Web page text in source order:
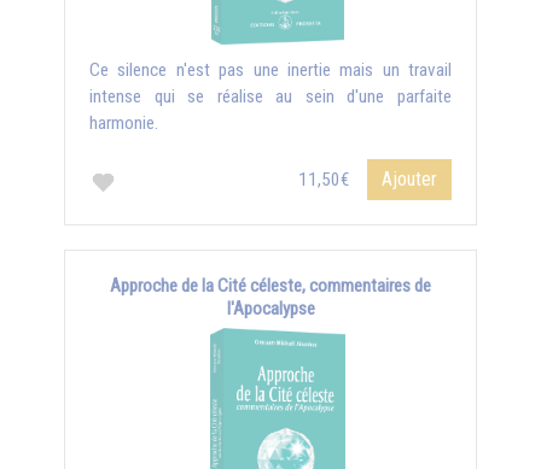
Ce silence n'est pas une inertie mais un travail
intense qui se réalise au sein d'une parfaite
harmonie.
11,50€ Ajouter
Approche de la Cité céleste, commentaires de
l'Apocalypse